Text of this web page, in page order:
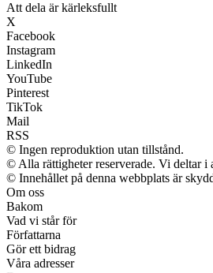
Att dela är kärleksfullt
X
Facebook
Instagram
LinkedIn
YouTube
Pinterest
TikTok
Mail
RSS
© Ingen reproduktion utan tillstånd.
© Alla rättigheter reserverade. Vi deltar i
© Innehållet på denna webbplats är
Om oss
Bakom
Vad vi står för
Författarna
Gör ett bidrag
Våra adresser